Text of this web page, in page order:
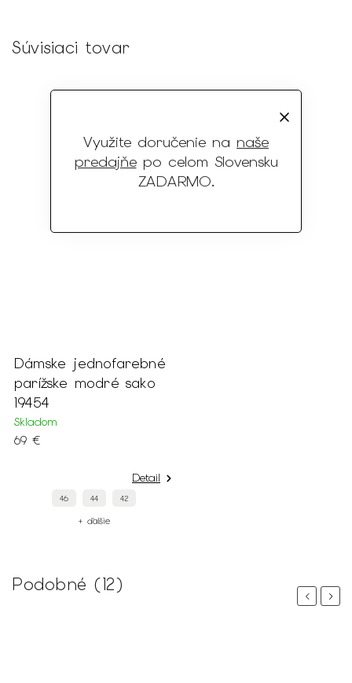
Využite doručenie na naše
predajňepo celom Slovensku
ZADARMO.
Súvisiaci tovar
Dámske jednofarebné
parížske modré sako
19454
Skladom
69 €
Detail
46 44 42
+ ďalšie
Podobné (12)
PreviousNext